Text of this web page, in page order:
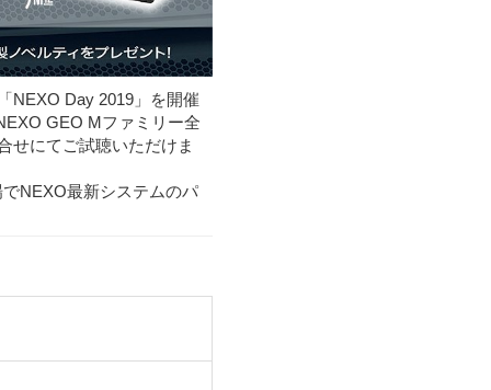
NEXO Day 2019」を開催
GEO Mファミリー全
せにてご試聴いただけま
NEXO最新システムのパ